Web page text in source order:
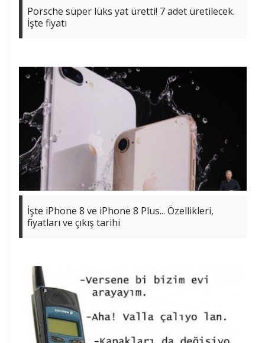
Porsche süper lüks yat üretti! 7 adet üretilecek.
İşte fiyatı
İşte iPhone 8 ve iPhone 8 Plus... Özellikleri,
fiyatları ve çıkış tarihi